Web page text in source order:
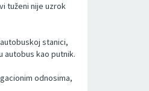
tuženi nije uzrok
stanici,
autobus kao putnik.
odnosima,